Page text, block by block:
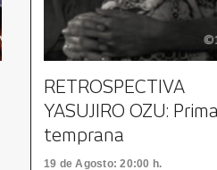
RETROSPECTIVA
YASUJIRO OZU:
temprana
19 de Agosto: 20:00 h.